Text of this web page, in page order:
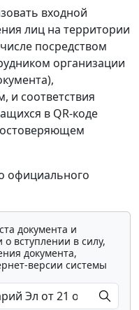
входной
лиц на территории
посредством
организации
и соответствия
в QR-коде
официального
документа и
вступлении в силу,
документа,
версии системы